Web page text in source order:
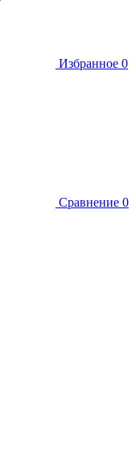
Избранное 0
Сравнение 0